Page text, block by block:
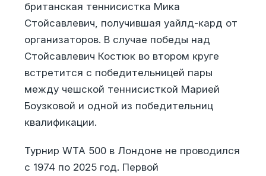
британская теннисистка Мика
Стойсавлевич, получившая уайлд-кард от
организаторов. В случае победы над
Стойсавлевич Костюк во втором круге
встретится с победительницей пары
между чешской теннисисткой Марией
Боузковой и одной из победительниц
квалификации.
Турнир WTA 500 в Лондоне не проводился
с 1974 по 2025 год. Первой